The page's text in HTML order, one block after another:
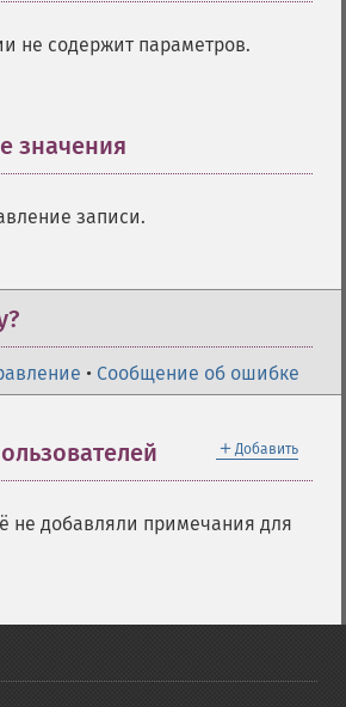
не содержит параметров.
значения
записи.
• Сообщение об ошибке
＋ Добавить
не добавляли примечания для